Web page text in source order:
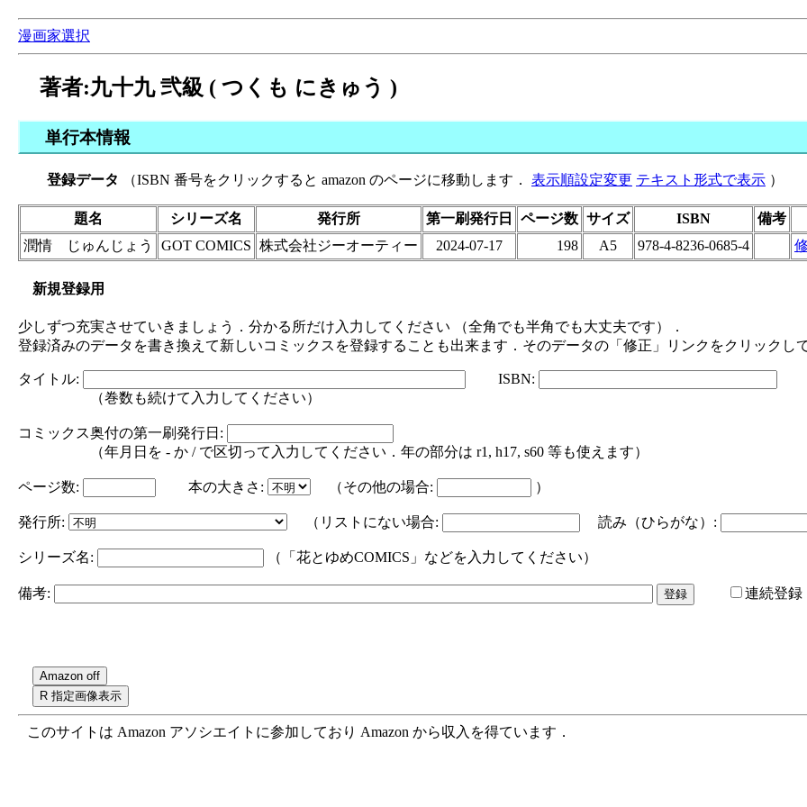
漫画家選択
著者:九十九 弐級 ( つくも にきゅう )
単行本情報
登録データ （ISBN 番号をクリックすると amazon のページに移動します． 表示順設定変更 テキスト形式で表示 ）
題名 シリーズ名 発行所 第一刷発行日 ページ数 サイズ ISBN
備考
潤情 じゅんじょう
GOT COMICS 株式会社ジーオーティー 2024-07-17 198 A5 978-4-8236-0685-4
新規登録用
少しずつ充実させていきましょう．分かる所だけ入力してください （全角でも半角でも大丈夫です）．
登録済みのデータを書き換えて新しいコミックスを登録することも出来ます．そのデータの「修正」リンクをクリックし
タイトル:
ISBN:
（巻数も続けて入力してください）
コミックス奥付の第一刷発行日:
（年月日を - か / で区切って入力してください．年の部分は r1, h17, s60 等も使えます）
ページ数: 本の大きさ: （その他の場合: ）
発行所: （リストにない場合: 読み（ひらがな）:
シリーズ名: （「花とゆめCOMICS」などを入力してください）
備考: 連続登録
このサイトは Amazon アソシエイトに参加しており Amazon から収入を得ています．